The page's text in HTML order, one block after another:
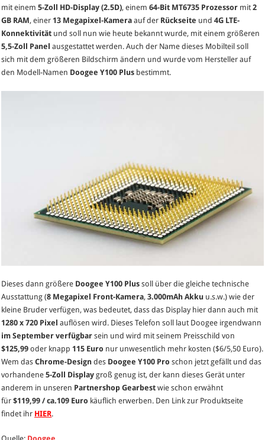
mit einem5-Zoll HD-Display (2.5D), einem64-Bit MT6735 Prozessor mit2
GB RAM, einer13 Megapixel-Kamera auf der Rückseite und4G LTE-
Konnektivität und soll nun wie heute bekannt wurde, mit einem größeren
5,5-Zoll Panel ausgestattet werden. Auch der Name dieses Mobilteil soll
sich mit dem größeren Bildschirm ändern und wurde vom Hersteller auf
den Modell-Namen Doogee Y100 Plus bestimmt.
Dieses dann größere Doogee Y100 Plus soll über die gleiche technische
Ausstattung (8 Megapixel Front-Kamera,3.000mAh Akku u.s.w.) wie der
kleine Bruder verfügen, was bedeutet, dass das Display hier dann auch mit
1280 x 720 Pixel auflösen wird. Dieses Telefon soll laut Doogee irgendwann
im September verfügbar sein und wird mit seinem Preisschild von
$125,99 oder knapp115 Euro nur unwesentlich mehr kosten ($6/5,50 Euro).
Wem dasChrome-Design des Doogee Y100 Pro schon jetzt gefällt und das
vorhandene5-Zoll Display groß genug ist, der kann dieses Gerät unter
anderem in unseren Partnershop Gearbest wie schon erwähnt
für$119,99 / ca.109 Euro käuflich erwerben. Den Link zur Produktseite
findet ihr HIER.